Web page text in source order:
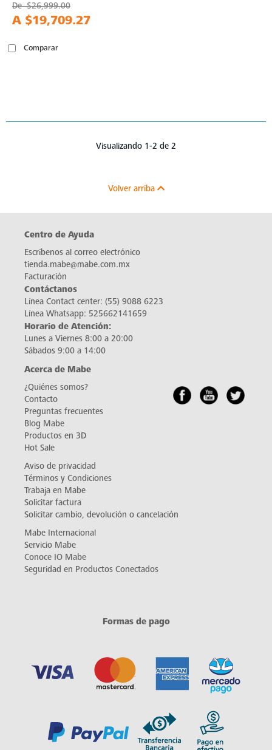
De$26,999.00
A $19,709.27
Comparar
Visualizando 1-2 de 2
Volver arriba
Centro de Ayuda
Escríbenos al correo electrónico
tienda.mabe@mabe.com.mx
Facturación
Contáctanos
Línea Contact center: (55) 9088 6223
Línea Whatsapp: 525662141659
Horario de Atención:
Lunes a Viernes 8:00 a 20:00
Sábados 9:00 a 14:00
Acerca de Mabe
¿Quiénes somos?
Contacto
Preguntas frecuentes
Blog Mabe
Productos en 3D
Hot Sale
Aviso de privacidad
Términos y Condiciones
Trabaja en Mabe
Solicitar factura
Solicitar cambio, devolución o cancelación
Mabe Internacional
Servicio Mabe
Conoce IO Mabe
Seguridad en Productos Conectados
Formas de pago